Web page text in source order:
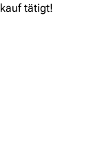
tätigt!